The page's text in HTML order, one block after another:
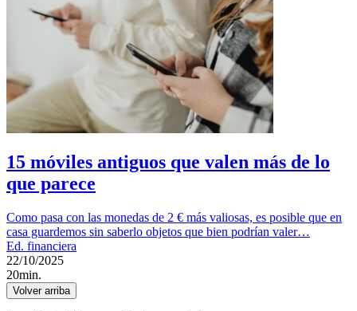
15 móviles antiguos que valen más de lo
que parece
Como pasa con las monedas de 2 € más valiosas, es posible que en
casa guardemos sin saberlo objetos que bien podrían valer…
Ed. financiera
22/10/2025
20min.
Volver arriba